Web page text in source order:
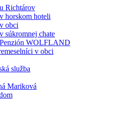
Richtárov
horskom hoteli
obci
súkromnej chate
WOLFLAND
v obci
služba
Mariková